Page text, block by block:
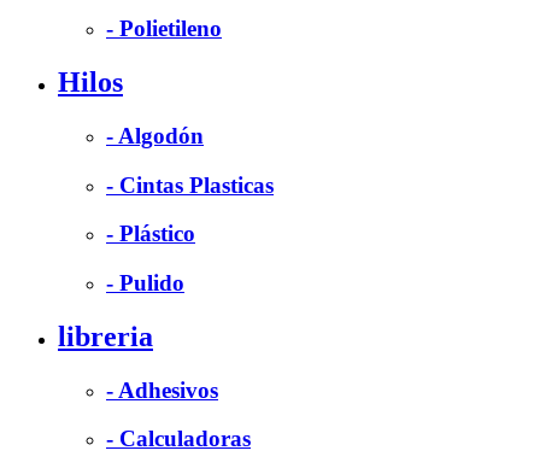
- Polietileno
Hilos
- Algodón
- Cintas Plasticas
- Plástico
- Pulido
libreria
- Adhesivos
- Calculadoras